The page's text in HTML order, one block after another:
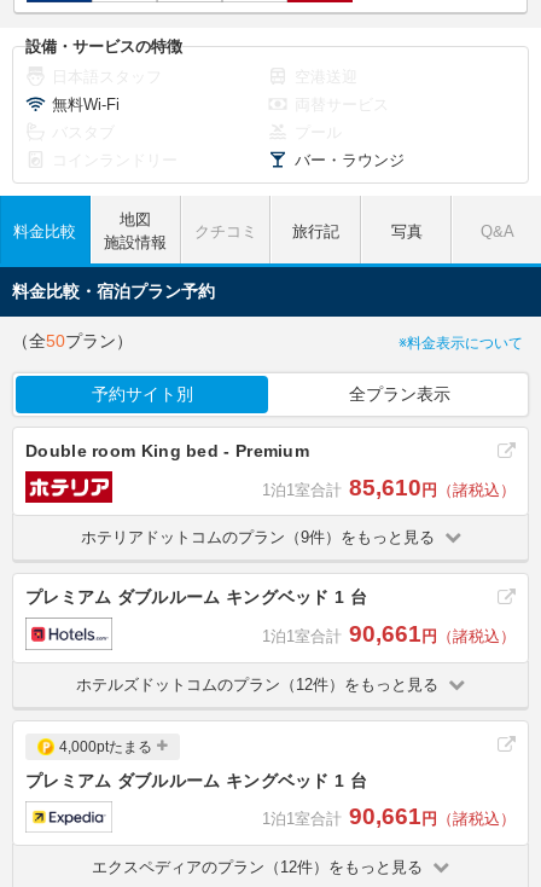
設備・サービスの特徴
無料Wi-Fi
バー・ラウンジ
料金比較
地図
施設情報
クチコミ 旅行記 写真 Q&A
料金比較・宿泊プラン予約
（全50プラン） ※料金表示について
予約サイト別 全プラン表示
Double room King bed - Premium
1泊1室合計 85,610円 （諸税込）
ホテリアドットコムのプラン（9件）をもっと見る
プレミアム ダブルルーム キングベッド 1 台
1泊1室合計 90,661 円 （諸税込）
ホテルズドットコムのプラン（12件）をもっと見る
4,000ptたまる
プレミアム ダブルルーム キングベッド 1 台
1泊1室合計 90,661 円 （諸税込）
エクスペディアのプラン（12件）をもっと見る